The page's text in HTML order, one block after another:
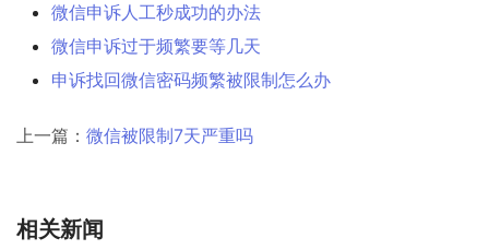
微信申诉人工秒成功的办法
微信申诉过于频繁要等几天
申诉找回微信密码频繁被限制怎么办
上一篇： 微信被限制7天严重吗
相关新闻